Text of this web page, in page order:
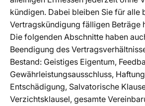
kündigen. Dabei bleiben Sie für alle
Vertragskündigung fälligen Beträge
Die folgenden Abschnitte haben
Beendigung des
Bestand: Geistiges Eigentum,
Gewährleistungsausschluss,
Entschädigung, Salvatorische
Verzichtsklausel, gesamte